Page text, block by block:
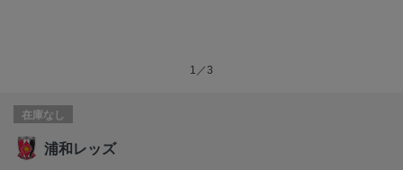
1／3
在庫なし
浦和レッズ